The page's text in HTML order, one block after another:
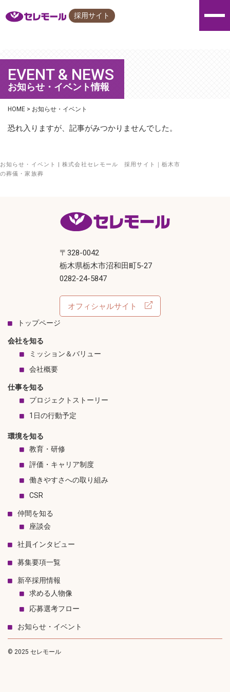
採用サイト
お知らせ・イベント | 株式会社セレモール 採用サイト｜栃木市
の葬儀・家族葬
EVENT & NEWS
お知らせ・イベント情報
HOME > お知らせ・イベント
恐れ入りますが、記事がみつかりませんでした。
〒328-0042
栃木県栃木市沼和田町5-27
0282-24-5847
オフィシャルサイト
トップページ
会社を知る
ミッション＆バリュー
会社概要
仕事を知る
プロジェクトストーリー
1日の行動予定
環境を知る
教育・研修
評価・キャリア制度
働きやすさへの取り組み
CSR
仲間を知る
座談会
社員インタビュー
募集要項一覧
新卒採用情報
求める人物像
応募選考フロー
お知らせ・イベント
© 2025 セレモール